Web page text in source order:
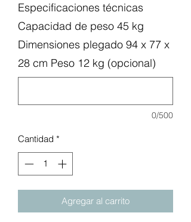
Especificaciones técnicas
Capacidad de peso 45 kg
Dimensiones plegado 94 x 77 x
28 cm Peso 12 kg (opcional)
0/500
Cantidad *
Agregar al carrito